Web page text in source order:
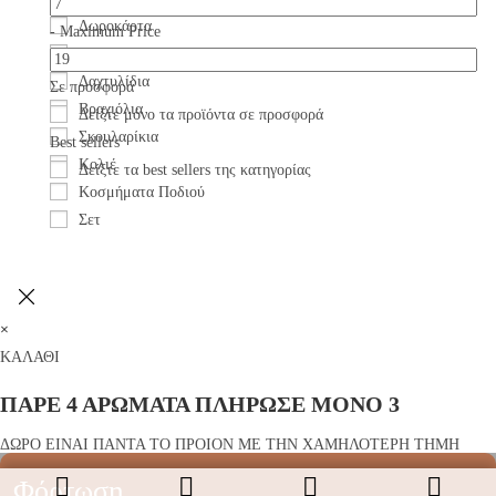
Δωροκάρτα
Κοσμήματα
Δαχτυλίδια
Βραχιόλια
Σκουλαρίκια
Κολιέ
Κοσμήματα Ποδιού
Σετ
-Maximum Price
Σε προσφορά
Δείξτε μόνο τα προϊόντα σε προσφορά
Best sellers
Δείξτε τα best sellers της κατηγορίας
×
ΚΑΛΑΘΙ
ΠΑΡΕ 4 ΑΡΩΜΑΤΑ ΠΛΗΡΩΣΕ ΜΟΝΟ 3
ΔΩΡΟ ΕΙΝΑΙ ΠΑΝΤΑ ΤΟ ΠΡΟΙΟΝ ΜΕ ΤΗΝ ΧΑΜΗΛΟΤΕΡΗ ΤΗΜΗ